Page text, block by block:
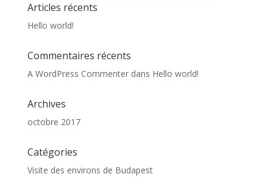
Articles récents
Hello world!
Commentaires récents
A WordPress Commenterdans Hello world!
Archives
octobre 2017
Catégories
Visite des environs de Budapest